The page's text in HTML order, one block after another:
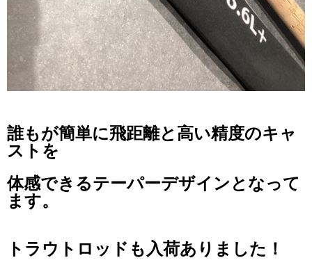
誰もが簡単に飛距離と高い精度のキャ
ストを
体感できるテーパーデザインとなって
ます。
トラウトロッドも入荷ありました！